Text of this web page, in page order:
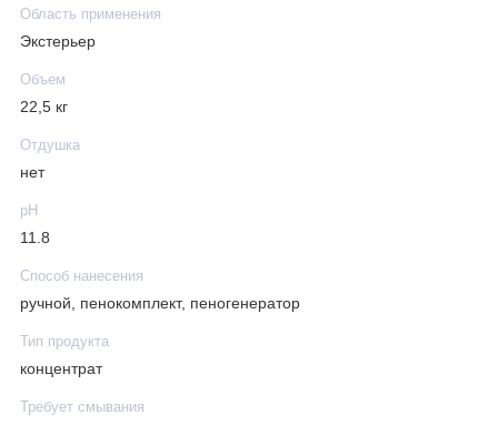
Область применения
Экстерьер
Объем
22,5 кг
Отдушка
нет
рН
11.8
Способ нанесения
ручной, пенокомплект, пеногенератор
Тип продукта
концентрат
Требует смывания